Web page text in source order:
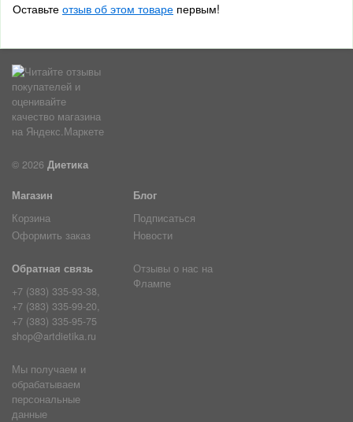
Оставьте отзыв об этом товаре первым!
© 2026 Диетика
Магазин
Корзина
Оформить заказ
Блог
Подписаться
Новости
Обратная связь
+7 (383) 335-93-38,
+7 (383) 335-99-20,
+7 (383) 335-95-75
shop@artdietika.ru
Отзывы о нас на
Флампе
Мы получаем и
обрабатываем
персональные
данные